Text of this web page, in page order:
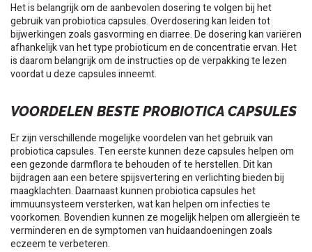
Het is belangrijk om de aanbevolen dosering te volgen bij het
gebruik van probiotica capsules. Overdosering kan leiden tot
bijwerkingen zoals gasvorming en diarree. De dosering kan variëren
afhankelijk van het type probioticum en de concentratie ervan. Het
is daarom belangrijk om de instructies op de verpakking te lezen
voordat u deze capsules inneemt.
VOORDELEN BESTE PROBIOTICA CAPSULES
Er zijn verschillende mogelijke voordelen van het gebruik van
probiotica capsules. Ten eerste kunnen deze capsules helpen om
een gezonde darmflora te behouden of te herstellen. Dit kan
bijdragen aan een betere spijsvertering en verlichting bieden bij
maagklachten. Daarnaast kunnen probiotica capsules het
immuunsysteem versterken, wat kan helpen om infecties te
voorkomen. Bovendien kunnen ze mogelijk helpen om allergieën te
verminderen en de symptomen van huidaandoeningen zoals
eczeem te verbeteren.